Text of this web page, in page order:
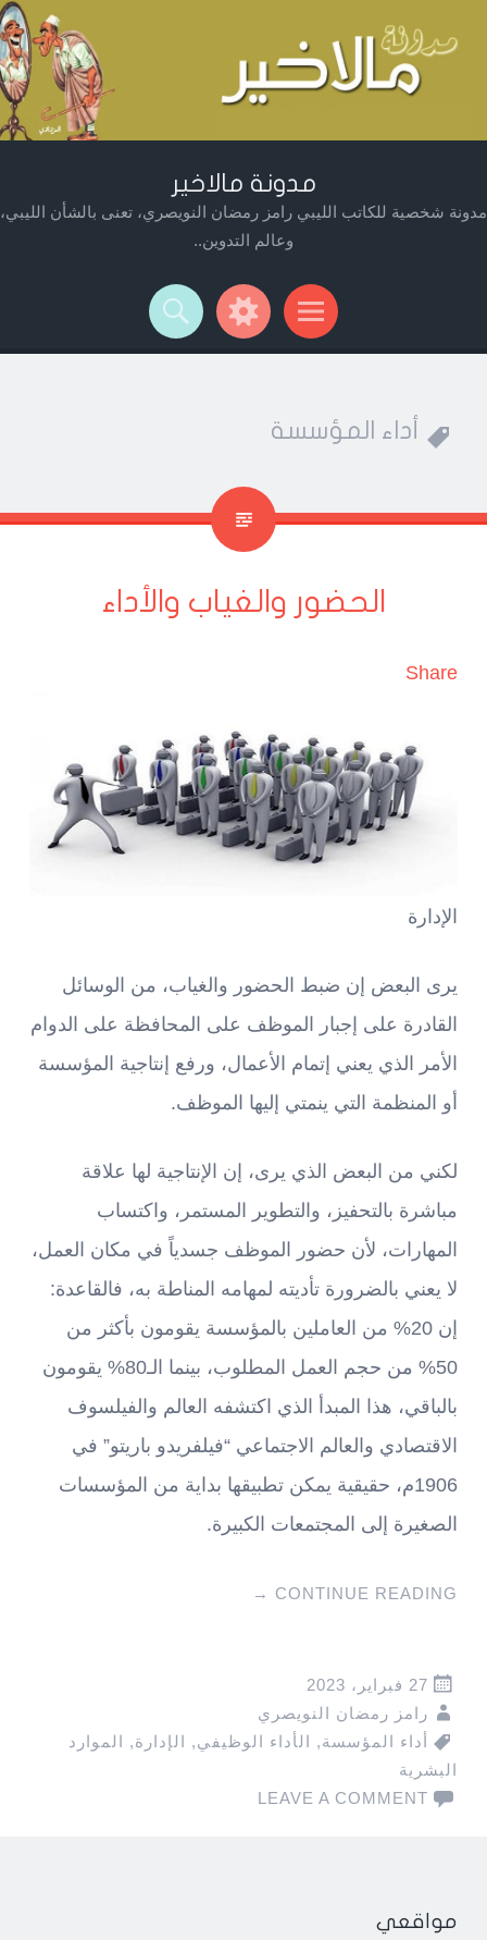
مدونة مالاخير
مدونة شخصية للكاتب الليبي رامز رمضان النويصري، تعنى بالشأن الليبي،
وعالم التدوين..
Menu
Widgets
Search
أداء المؤسسة
الحضور والغياب والأداء
Share
الإدارة
يرى البعض إن ضبط الحضور والغياب، من الوسائل
القادرة على إجبار الموظف على المحافظة على الدوام
الأمر الذي يعني إتمام الأعمال، ورفع إنتاجية المؤسسة
أو المنظمة التي ينمتي إليها الموظف.
لكني من البعض الذي يرى، إن الإنتاجية لها علاقة
مباشرة بالتحفيز، والتطوير المستمر، واكتساب
المهارات، لأن حضور الموظف جسدياً في مكان العمل،
لا يعني بالضرورة تأديته لمهامه المناطة به، فالقاعدة:
إن 20% من العاملين بالمؤسسة يقومون بأكثر من
50% من حجم العمل المطلوب، بينما الـ80% يقومون
بالباقي، هذا المبدأ الذي اكتشفه العالم والفيلسوف
الاقتصادي والعالم الاجتماعي “فيلفريدو باريتو” في
1906م، حقيقية يمكن تطبيقها بداية من المؤسسات
الصغيرة إلى المجتمعات الكبيرة.
CONTINUE READING
→
27 فبراير، 2023
رامز رمضان النويصري
أداء المؤسسة, الأداء الوظيفي, الإدارة, الموارد
البشرية
LEAVE A COMMENT
مواقعي